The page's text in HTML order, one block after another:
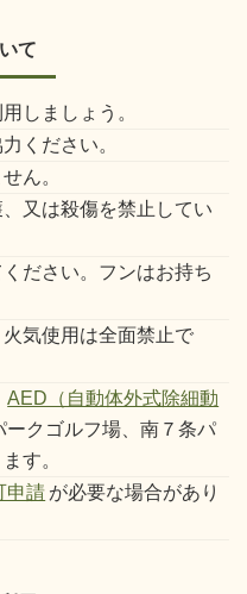
て
しましょう。
ください。
ん。
又は殺傷を禁止してい
ださい。フンはお持ち
気使用は全面禁止で
AED（自動体外式除細動
クゴルフ場、南７条パ
す。
申請 が必要な場合があり